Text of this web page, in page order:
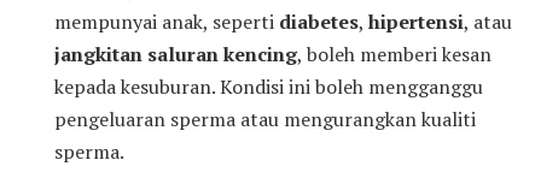
mempunyai anak, seperti diabetes, hipertensi, atau
jangkitan saluran kencing, boleh memberi kesan
kepada kesuburan. Kondisi ini boleh mengganggu
pengeluaran sperma atau mengurangkan kualiti
sperma.